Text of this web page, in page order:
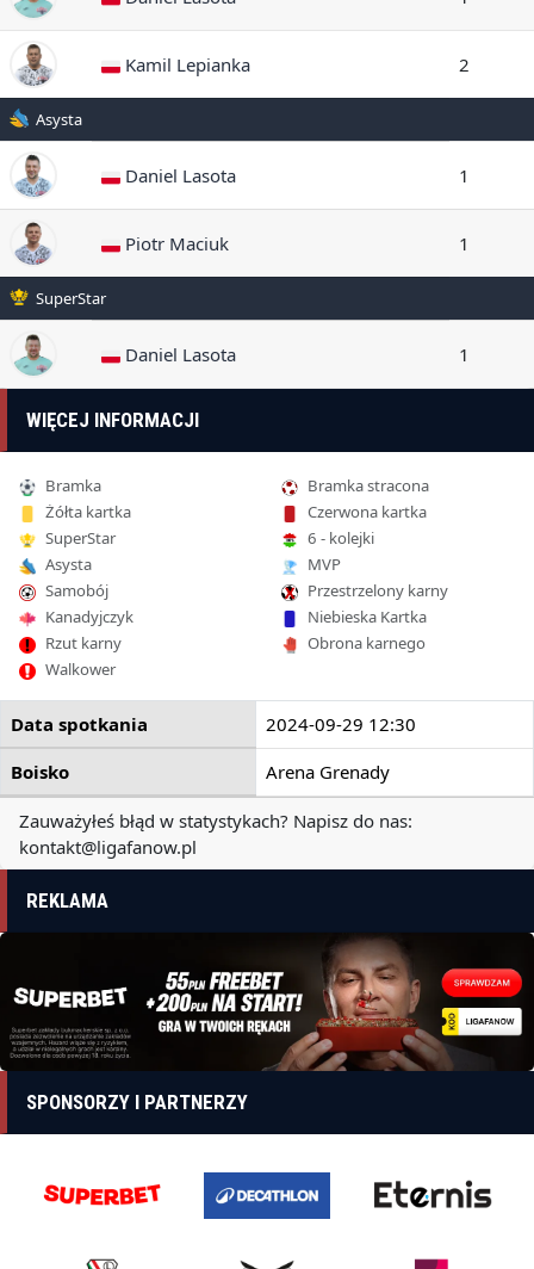
Kamil Lepianka 2
Asysta
Daniel Lasota 1
Piotr Maciuk 1
SuperStar
Daniel Lasota 1
WIĘCEJ INFORMACJI
Bramka
Bramka stracona
Żółta kartka
Czerwona kartka
SuperStar
6 - kolejki
Asysta
MVP
Samobój
Przestrzelony karny
Kanadyjczyk
Niebieska Kartka
Rzut karny
Obrona karnego
Walkower
Data spotkania
2024-09-29 12:30
Boisko
Arena Grenady
Zauważyłeś błąd w statystykach? Napisz do nas:
kontakt@ligafanow.pl
REKLAMA
SPONSORZY I PARTNERZY